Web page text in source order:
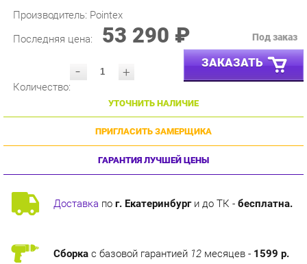
Последняя цена: 53 290 ₽
- ЗАКАЗАТЬ
УТОЧНИТЬ НАЛИЧИЕ
ПРИГЛАСИТЬ ЗАМЕРЩИКА
ГАРАНТИЯ ЛУЧШЕЙ ЦЕНЫ
Доставкапог. Екатеринбурги до ТК -бесплатна.